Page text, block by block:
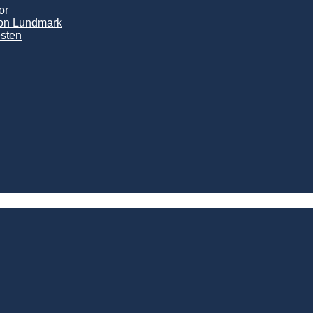
Lundmark